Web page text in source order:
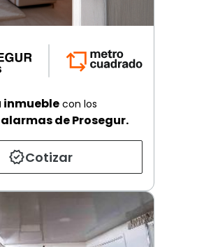
inmueblecon los
alarmas de Prosegur.
Cotizar